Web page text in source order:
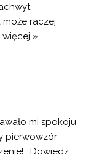
może raczej
»
mi spokoju
pierwowzór
Dowiedz